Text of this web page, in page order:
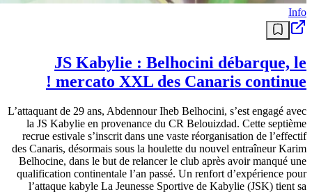
Info
JS Kabylie : Belhocini débarque, le
mercato XXL des Canaris continue !
L’attaquant de 29 ans, Abdennour Iheb Belhocini, s’est engagé avec
la JS Kabylie en provenance du CR Belouizdad. Cette septième
recrue estivale s’inscrit dans une vaste réorganisation de l’effectif
des Canaris, désormais sous la houlette du nouvel entraîneur Karim
Belhocine, dans le but de relancer le club après avoir manqué une
qualification continentale l’an passé. Un renfort d’expérience pour
l’attaque kabyle La Jeunesse Sportive de Kabylie (JSK) tient sa